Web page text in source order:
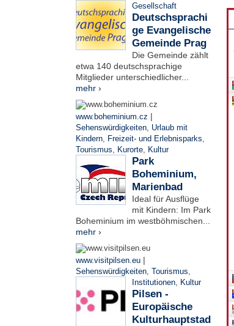
Gesellschaft
Deutschsprachi
ge Evangelische
Gemeinde Prag
Die Gemeinde zählt
etwa 140 deutschsprachige
Mitglieder unterschiedlicher...
mehr ›
www.boheminium.cz |
Sehenswürdigkeiten, Urlaub mit
Kindern, Freizeit- und Erlebnisparks,
Tourismus, Kurorte, Kultur
Park
Boheminium,
Marienbad
Ideal für Ausflüge
mit Kindern: Im Park
Boheminium im westböhmischen...
mehr ›
www.visitpilsen.eu |
Sehenswürdigkeiten, Tourismus,
Institutionen, Kultur
Pilsen -
Europäische
Kulturhauptstad